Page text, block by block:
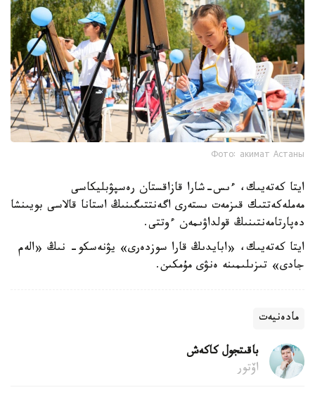
Фото: акимат Астаны
ايتا كەتەيىك، ءىس-شارا قازاقستان رەسپۋبليكاسى
مەملەكەتتىك قىزمەت ىستەرى اگەنتتىگىنىڭ استانا قالاسى بويىنشا
دەپارتامەنتىنىڭ قولداۋىمەن ءوتتى.
ايتا كەتەيىك، «ابايدىڭ قارا سوزدەرى» يۋنەسكو- نىڭ «الەم
جادى» تىزىلىمىنە ەنۋى مۇمكىن.
مادەنيەت
باقىتجول كاكەش
اۆتور